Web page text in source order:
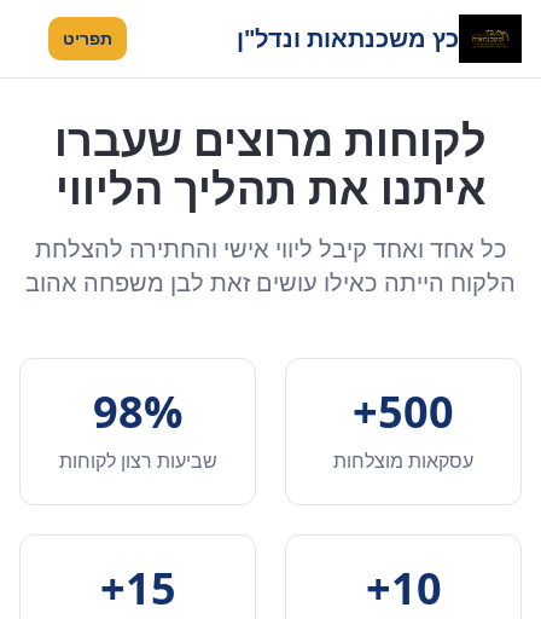
כץ משכנתאות ונדל"ן תפריט
לקוחות מרוצים שעברו
איתנו את תהליך הליווי
כל אחד ואחד קיבל ליווי אישי והחתירה להצלחת
הלקוח הייתה כאילו עושים זאת לבן משפחה אהוב
500+
עסקאות מוצלחות
98%
שביעות רצון לקוחות
10+
15+